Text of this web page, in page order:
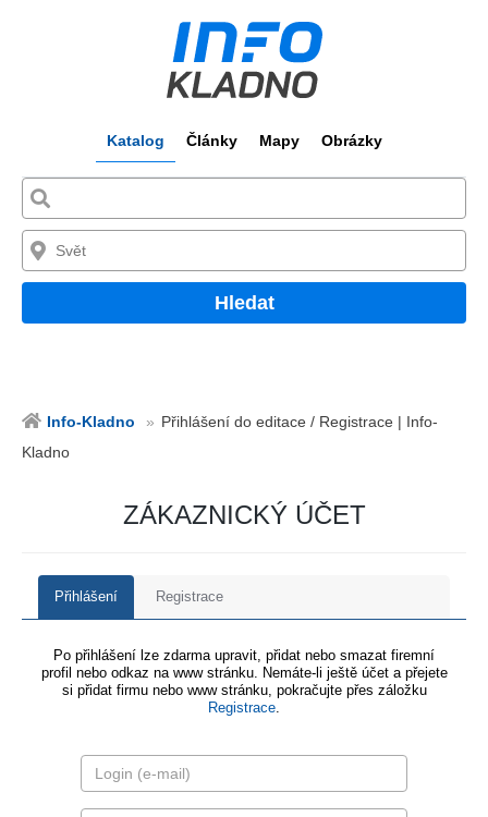
Katalog Články Mapy Obrázky
Hledat
Info-Kladno
Přihlášení do editace / Registrace | Info-
Kladno
ZÁKAZNICKÝ ÚČET
Přihlášení Registrace
Po přihlášení lze zdarma upravit, přidat nebo smazat firemní
profil nebo odkaz na www stránku. Nemáte-li ještě účet a přejete
si přidat firmu nebo www stránku, pokračujte přes záložku
Registrace.